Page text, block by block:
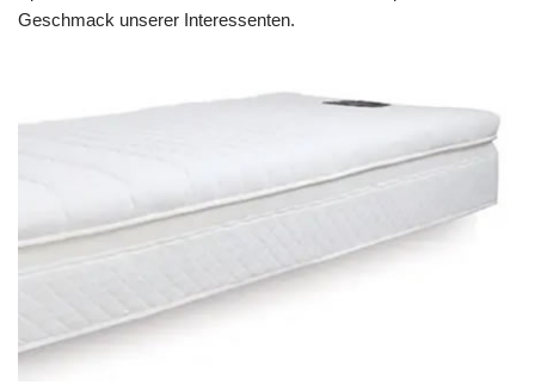
Geschmack unserer Interessenten.